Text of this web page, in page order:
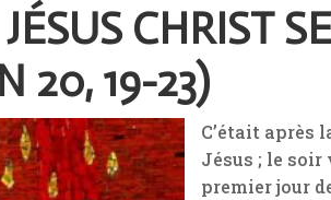
CHRIST
20, 19-23)
C’était après
Jésus ; le soir
premier jour